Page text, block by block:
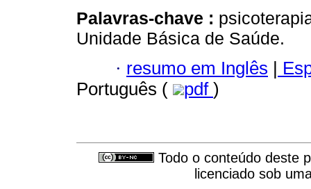
Palavras-chave :
Unidade Básica de Saúde.
· resumo em Inglês |
Português (
pdf )
Todo o conteúdo deste
licenciado sob